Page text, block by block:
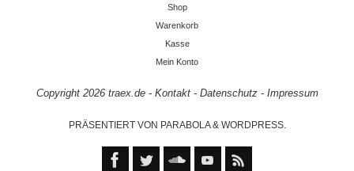
Shop
Warenkorb
Kasse
Mein Konto
Copyright 2026 traex.de- Kontakt- Datenschutz- Impressum
PRÄSENTIERT VON PARABOLA& WORDPRESS.